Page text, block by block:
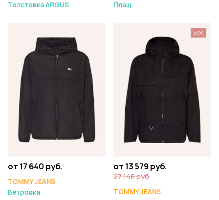
Толстовка ARGUS
Плащ
от 17 640 руб.
TOMMY JEANS
Ветровка
от 13 579 руб.
27 146 руб.
TOMMY JEANS
50%